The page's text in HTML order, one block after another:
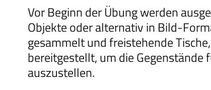
Vor Beginn der Übung werden
Objekte oder alternativ in Bild-
gesammelt und freistehende
bereitgestellt, um die
auszustellen.